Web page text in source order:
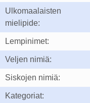
Ulkomaalaisten
mielipide:
Lempinimet:
Veljen nimiä:
Siskojen nimiä:
Kategoriat: